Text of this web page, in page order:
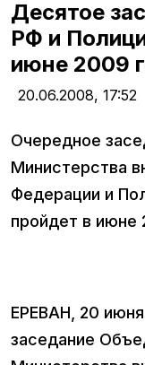
Десятое
РФ и
июне 2009
20.06.2008, 17:52
Очередное
Министерства
Федерации и
пройдет в июне
ЕРЕВАН, 20
заседание